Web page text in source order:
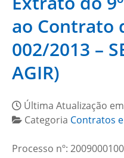
ao Contrato
002/2013 –
AGIR)
Última Atualização em
Categoria Contratos
Processo nº: